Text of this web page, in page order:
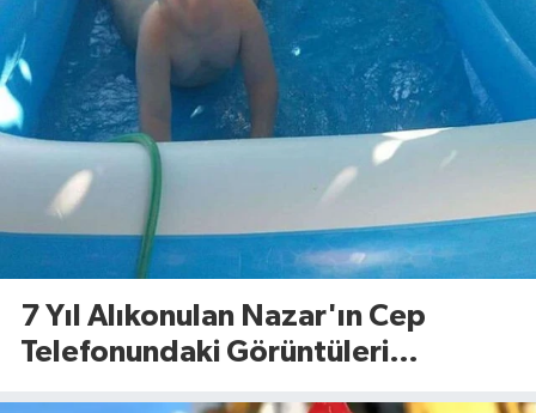
7 Yıl Alıkonulan Nazar'ın Cep
Telefonundaki Görüntüleri